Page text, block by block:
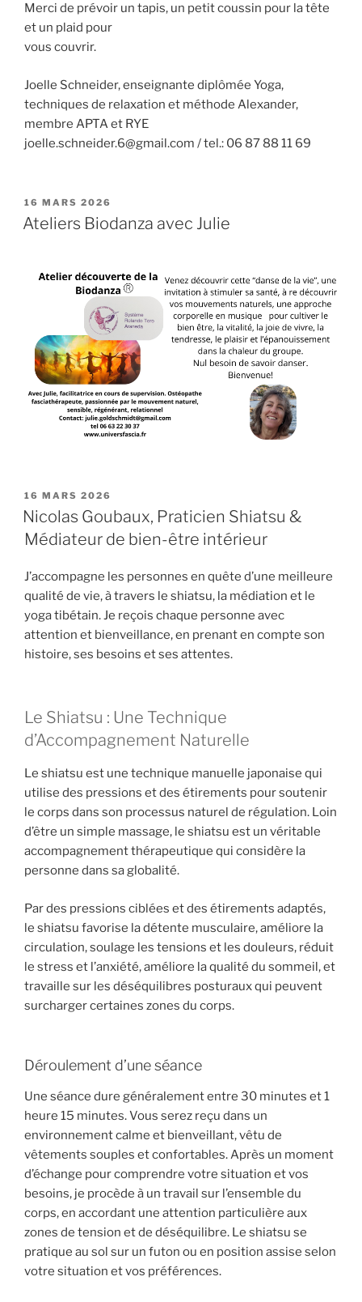
Merci de prévoir un tapis, un petit coussin pour la tête
et un plaid pour
vous couvrir.
Joelle Schneider, enseignante diplômée Yoga,
techniques de relaxation et méthode Alexander,
membre APTA et RYE
joelle.schneider.6@gmail.com / tel.: 06 87 88 11 69
PUBLIÉ
LE
16 MARS 2026
Ateliers Biodanza avec Julie
PUBLIÉ
LE
16 MARS 2026
Nicolas Goubaux, Praticien Shiatsu &
Médiateur de bien-être intérieur
J’accompagne les personnes en quête d’une meilleure
qualité de vie, à travers le shiatsu, la médiation et le
yoga tibétain. Je reçois chaque personne avec
attention et bienveillance, en prenant en compte son
histoire, ses besoins et ses attentes.
Le Shiatsu : Une Technique
d’Accompagnement Naturelle
Le shiatsu est une technique manuelle japonaise qui
utilise des pressions et des étirements pour soutenir
le corps dans son processus naturel de régulation. Loin
d’être un simple massage, le shiatsu est un véritable
accompagnement thérapeutique qui considère la
personne dans sa globalité.
Par des pressions ciblées et des étirements adaptés,
le shiatsu favorise la détente musculaire, améliore la
circulation, soulage les tensions et les douleurs, réduit
le stress et l’anxiété, améliore la qualité du sommeil, et
travaille sur les déséquilibres posturaux qui peuvent
surcharger certaines zones du corps.
Déroulement d’une séance
Une séance dure généralement entre 30 minutes et 1
heure 15 minutes. Vous serez reçu dans un
environnement calme et bienveillant, vêtu de
vêtements souples et confortables. Après un moment
d’échange pour comprendre votre situation et vos
besoins, je procède à un travail sur l’ensemble du
corps, en accordant une attention particulière aux
zones de tension et de déséquilibre. Le shiatsu se
pratique au sol sur un futon ou en position assise selon
votre situation et vos préférences.